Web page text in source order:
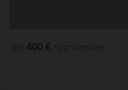
dès 400 € / par semaine